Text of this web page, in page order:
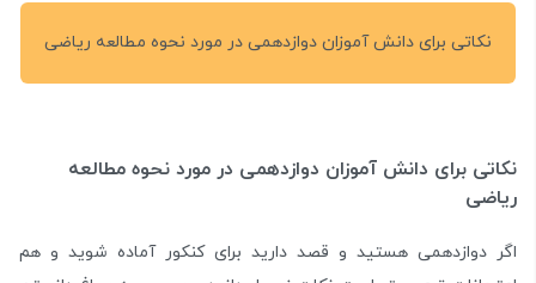
نکاتی برای دانش آموزان دوازدهمی در مورد نحوه مطالعه ریاضی
نکاتی برای دانش آموزان دوازدهمی در مورد نحوه مطالعه
ریاضی
اگر دوازدهمی هستید و قصد دارید برای کنکور آماده شوید و هم